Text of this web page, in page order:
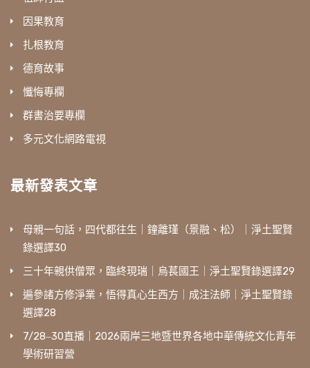
因果教育
扎根教育
德育故事
懺悔專欄
群書治要專欄
多元文化網路電視
最新發表文章
母親一句話，四代都往生｜鐘離瑾（景融、松）｜淨土聖賢
錄選譯30
三十年親供僧眾，臨終現瑞｜烏萇國王｜淨土聖賢錄選譯29
遍參諸方修淨業，悟得真心生西方｜成注法師｜淨土聖賢錄
選譯28
7/28‒30直播｜2026兩岸三地暨世界各地中華傳統文化青年
學術研習營